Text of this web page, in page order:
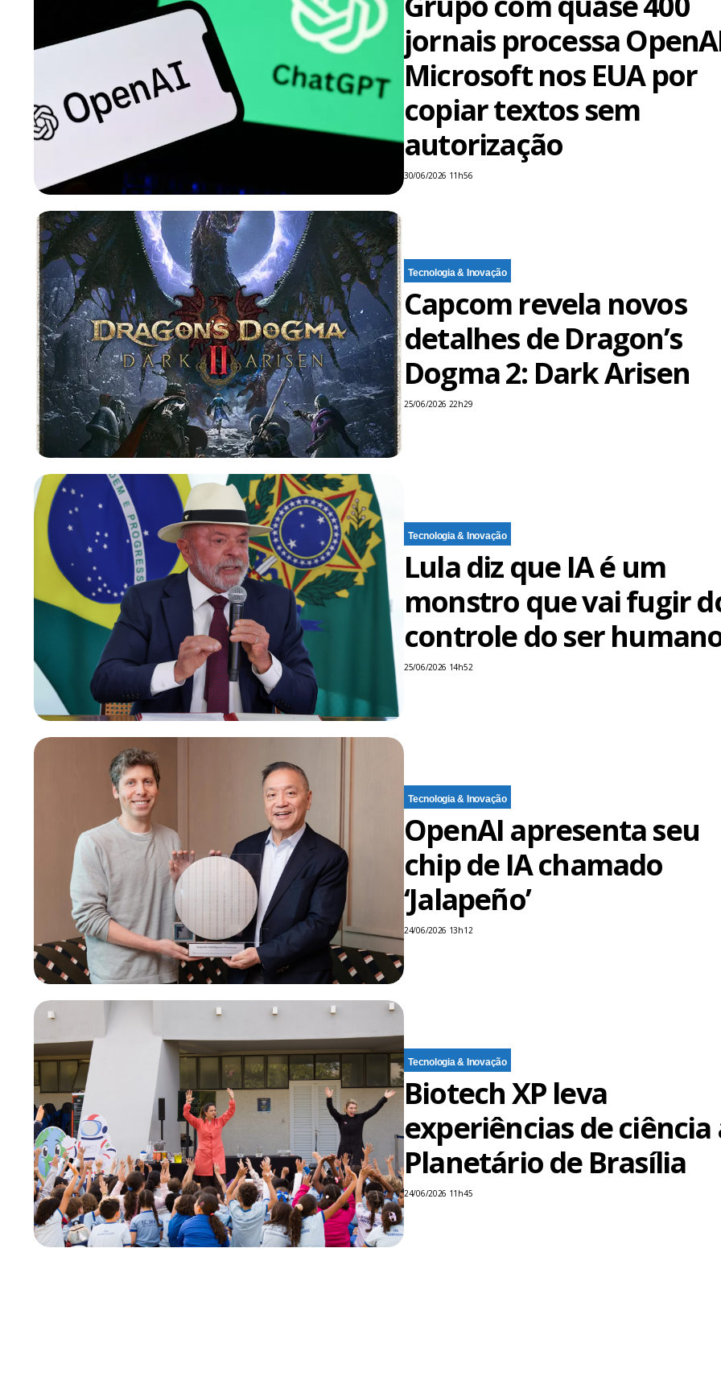
jornais processa
Microsoft nos EUA por
copiar textos sem
autorização
30/06/2026 11h56
Tecnologia & Inovação
Capcom revela novos
detalhes de Dragon’s
Dogma 2: Dark Arisen
25/06/2026 22h29
Tecnologia & Inovação
Lula diz que IA é um
monstro que vai fugir
controle do ser
25/06/2026 14h52
Tecnologia & Inovação
OpenAI apresenta seu
chip de IA chamado
‘Jalapeño’
24/06/2026 13h12
Tecnologia & Inovação
Biotech XP leva
experiências de ciência
Planetário de Brasília
24/06/2026 11h45